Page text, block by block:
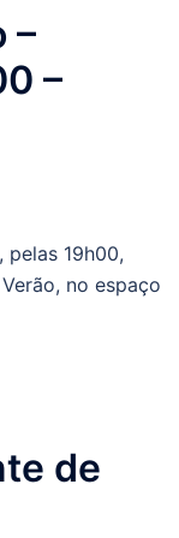
–
–
pelas 19h00,
no espaço
de